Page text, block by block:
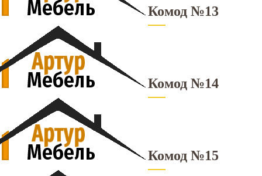
Комод №13
Комод №14
Комод №15